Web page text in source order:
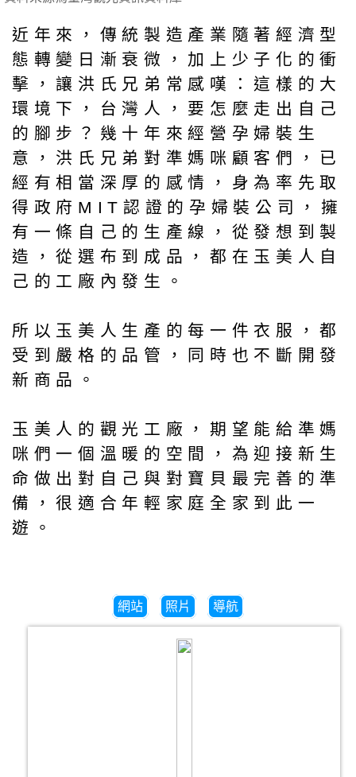
近年來，傳統製造產業隨著經濟型
態轉變日漸衰微，加上少子化的衝
擊，讓洪氏兄弟常感嘆：這樣的大
環境下，台灣人，要怎麼走出自己
的腳步？幾十年來經營孕婦裝生
意，洪氏兄弟對準媽咪顧客們，已
經有相當深厚的感情，身為率先取
得政府MIT認證的孕婦裝公司，擁
有一條自己的生產線，從發想到製
造，從選布到成品，都在玉美人自
己的工廠內發生。
所以玉美人生產的每一件衣服，都
受到嚴格的品管，同時也不斷開發
新商品。
玉美人的觀光工廠，期望能給準媽
咪們一個溫暖的空間，為迎接新生
命做出對自己與對寶貝最完善的準
備，很適合年輕家庭全家到此一
遊。
網站 照片 導航